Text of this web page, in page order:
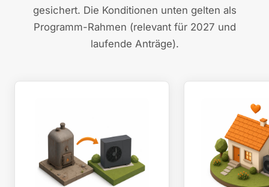
gesichert. Die Konditionen unten gelten als
Programm-Rahmen (relevant für 2027 und
laufende Anträge).